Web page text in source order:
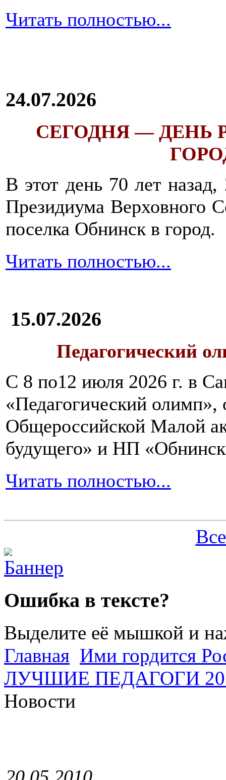
Читать полностью...
24.07.2026
СЕГОДНЯ — ДЕНЬ
В этот день 70 лет
Президиума Верховного
поселка Обнинск в город.
Читать полностью...
15.07.2026
Педагогический
С 8 по12 июля 2026 г. в
«Педагогический олимп»,
Общероссийской Малой
будущего» и НП
Читать полностью...
Ошибка в тексте?
Выделите её мышкой и
Главная Ими гордится
ЛУЧШИЕ ПЕДАГОГИ
Новости